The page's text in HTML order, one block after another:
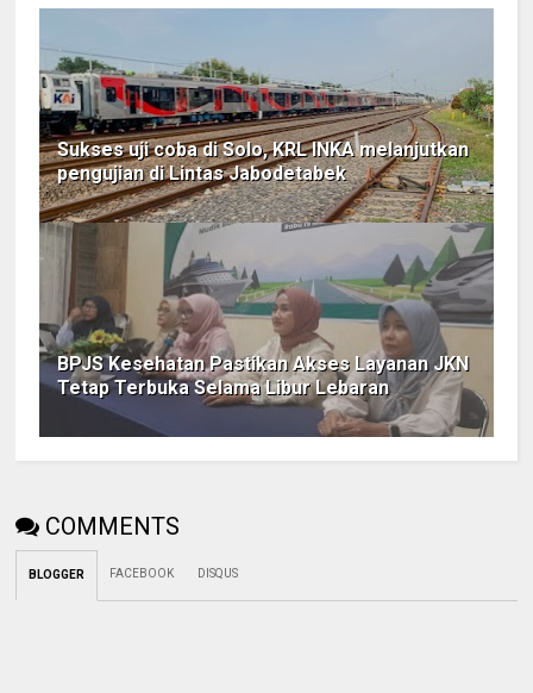
Sukses uji coba di Solo, KRL INKA melanjutkan
pengujian di Lintas Jabodetabek
BPJS Kesehatan Pastikan Akses Layanan JKN
Tetap Terbuka Selama Libur Lebaran
COMMENTS
BLOGGER FACEBOOK DISQUS